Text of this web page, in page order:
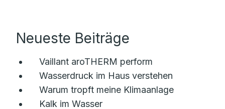
Neueste Beiträge
Vaillant aroTHERM perform
Wasserdruck im Haus verstehen
Warum tropft meine Klimaanlage
Kalk im Wasser